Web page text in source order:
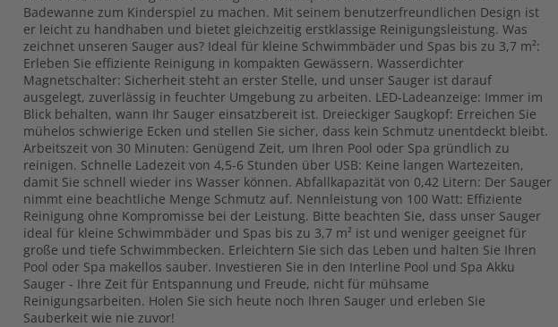
Badewanne zum Kinderspiel zu machen. Mit seinem benutzerfreundlichen Design ist
er leicht zu handhaben und bietet gleichzeitig erstklassige Reinigungsleistung. Was
zeichnet unseren Sauger aus? Ideal für kleine Schwimmbäder und Spas bis zu 3,7 m²:
Erleben Sie effiziente Reinigung in kompakten Gewässern. Wasserdichter
Magnetschalter: Sicherheit steht an erster Stelle, und unser Sauger ist darauf
ausgelegt, zuverlässig in feuchter Umgebung zu arbeiten. LED-Ladeanzeige: Immer im
Blick behalten, wann Ihr Sauger einsatzbereit ist. Dreieckiger Saugkopf: Erreichen Sie
mühelos schwierige Ecken und stellen Sie sicher, dass kein Schmutz unentdeckt bleibt.
Arbeitszeit von 30 Minuten: Genügend Zeit, um Ihren Pool oder Spa gründlich zu
reinigen. Schnelle Ladezeit von 4,5-6 Stunden über USB: Keine langen Wartezeiten,
damit Sie schnell wieder ins Wasser können. Abfallkapazität von 0,42 Litern: Der Sauger
nimmt eine beachtliche Menge Schmutz auf. Nennleistung von 100 Watt: Effiziente
Reinigung ohne Kompromisse bei der Leistung. Bitte beachten Sie, dass unser Sauger
ideal für kleine Schwimmbäder und Spas bis zu 3,7 m² ist und weniger geeignet für
große und tiefe Schwimmbecken. Erleichtern Sie sich das Leben und halten Sie Ihren
Pool oder Spa makellos sauber. Investieren Sie in den Interline Pool und Spa Akku
Sauger - Ihre Zeit für Entspannung und Freude, nicht für mühsame
Reinigungsarbeiten. Holen Sie sich heute noch Ihren Sauger und erleben Sie
Sauberkeit wie nie zuvor!